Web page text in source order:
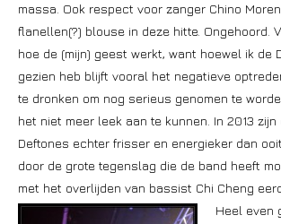
massa. Ook respect voor zanger Chino
flanellen(?) blouse in deze hitte. Ongehoord.
hoe de (mijn) geest werkt, want hoewel ik de
gezien heb blijft vooral het negatieve
te dronken om nog serieus genomen te
het niet meer leek aan te kunnen. In 2013
Deftones echter frisser en energieker dan
door de grote tegenslag die de band heeft
met het overlijden van bassist Chi Cheng
Heel even